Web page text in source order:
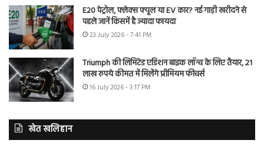
E20 पेट्रोल, फ्लेक्स फ्यूल या EV कार? नई गाड़ी खरीदने से
पहले जानें किसमें है ज्यादा फायदा
23 July 2026 - 7:41 PM
Triumph की लिमिटेड एडिशन बाइक लॉन्च के लिए तैयार, 21
लाख रुपये कीमत में मिलेंगे प्रीमियम फीचर्स
16 July 2026 - 3:17 PM
खेत खलिहान